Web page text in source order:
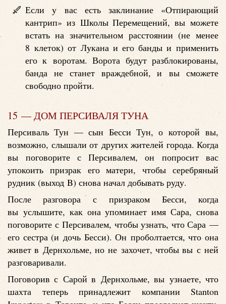
Если у вас есть заклинание «Отпирающий
кантрип» из Школы Перемещений, вы можете
встать на значительном расстоянии (не менее
8 клеток) от Лукана и его банды и применить
его к воротам. Ворота будут разблокированы,
банда не станет враждебной, и вы сможете
свободно пройти.
15 — ДОМ ПЕРСИВАЛЯ ТУНА
Персиваль Тун — сын Бесси Тун, о которой вы,
возможно, слышали от других жителей города. Когда
вы поговорите с Персивалем, он попросит вас
упокоить призрак его матери, чтобы серебряный
рудник (выход B) снова начал добывать руду.
После разговора с призраком Бесси, когда
вы услышите, как она упоминает имя Сара, снова
поговорите с Персивалем, чтобы узнать, что Сара —
его сестра (и дочь Бесси). Он проболтается, что она
живет в Дернхольме, но не захочет, чтобы вы с ней
разговаривали.
Поговорив с Сарой в Дернхольме, вы узнаете, что
шахта теперь принадлежит компании Stanton